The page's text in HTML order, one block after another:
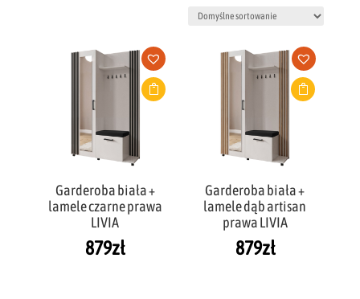
Garderoba biała +
lamele czarne prawa
LIVIA
879zł
Garderoba biała +
lamele dąb artisan
prawa LIVIA
879zł